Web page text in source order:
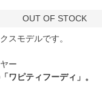
OUT OF STOCK
スモデルです。
ー
ワピティフーディ」。